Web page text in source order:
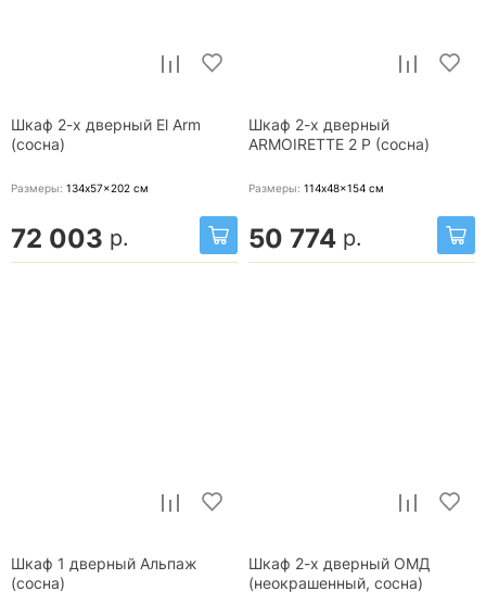
Шкаф 2-х дверный El Arm
(сосна)
Размеры: 134x57x202 см
72 003 р.
Шкаф 2-х дверный
ARMOIRETTE 2 P (сосна)
Размеры: 114x48x154 см
50 774 р.
Шкаф 1 дверный Альпаж
(сосна)
Шкаф 2-х дверный ОМД
(неокрашенный, сосна)